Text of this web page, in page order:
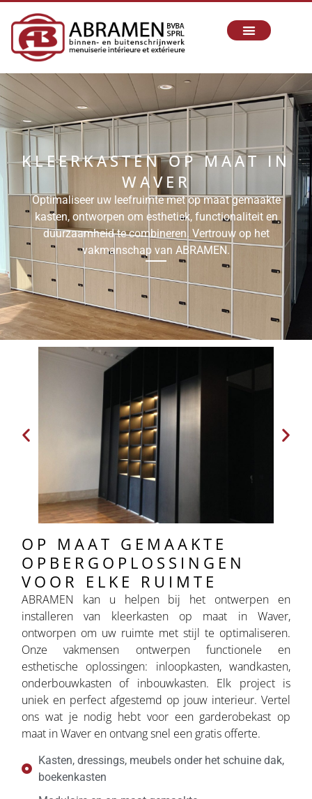
KLEERKASTEN OP MAAT IN
WAVER
Optimaliseer uw leefruimte met op maat gemaakte
kasten, ontworpen om esthetiek, functionaliteit en
duurzaamheid te combineren. Vertrouw op het
vakmanschap van ABRAMEN.
OP MAAT GEMAAKTE
OPBERGOPLOSSINGEN
VOOR ELKE RUIMTE
ABRAMEN kan u helpen bij het ontwerpen en
installeren van kleerkasten op maat in Waver,
ontworpen om uw ruimte met stijl te optimaliseren.
Onze vakmensen ontwerpen functionele en
esthetische oplossingen: inloopkasten, wandkasten,
onderbouwkasten of inbouwkasten. Elk project is
uniek en perfect afgestemd op jouw interieur. Vertel
ons wat je nodig hebt voor een garderobekast op
maat in Waver en ontvang snel een gratis offerte.
Kasten, dressings, meubels onder het schuine dak,
boekenkasten